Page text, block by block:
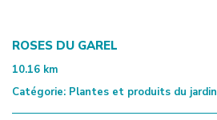
ROSES DU GAREL
10.16 km
Catégorie: Plantes et produits du jardin